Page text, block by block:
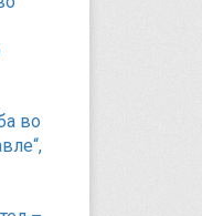
во